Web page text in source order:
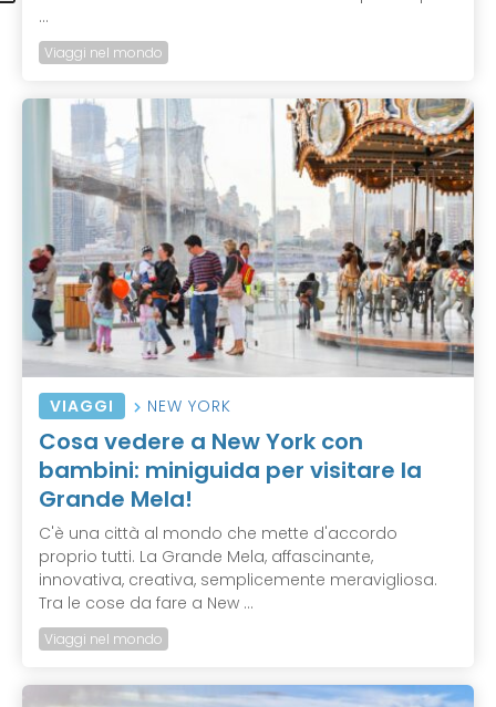
...
Viaggi nel mondo
VIAGGI NEW YORK
Cosa vedere a New York con
bambini: miniguida per visitare la
Grande Mela!
C'è una città al mondo che mette d'accordo
proprio tutti. La Grande Mela, affascinante,
innovativa, creativa, semplicemente meravigliosa.
Tra le cose da fare a New ...
Viaggi nel mondo